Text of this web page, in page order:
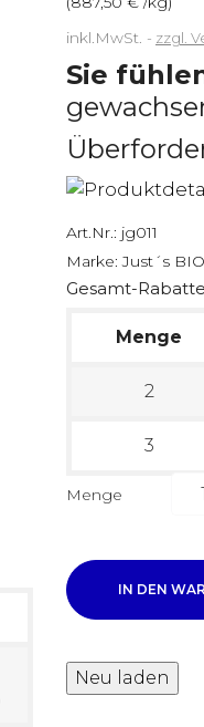
inkl.MwSt.
zzgl.
Sie
Art.Nr.: jg011
Marke: Just´s
Gesamt-Rabatte
Menge
2
3
Menge
IN DEN